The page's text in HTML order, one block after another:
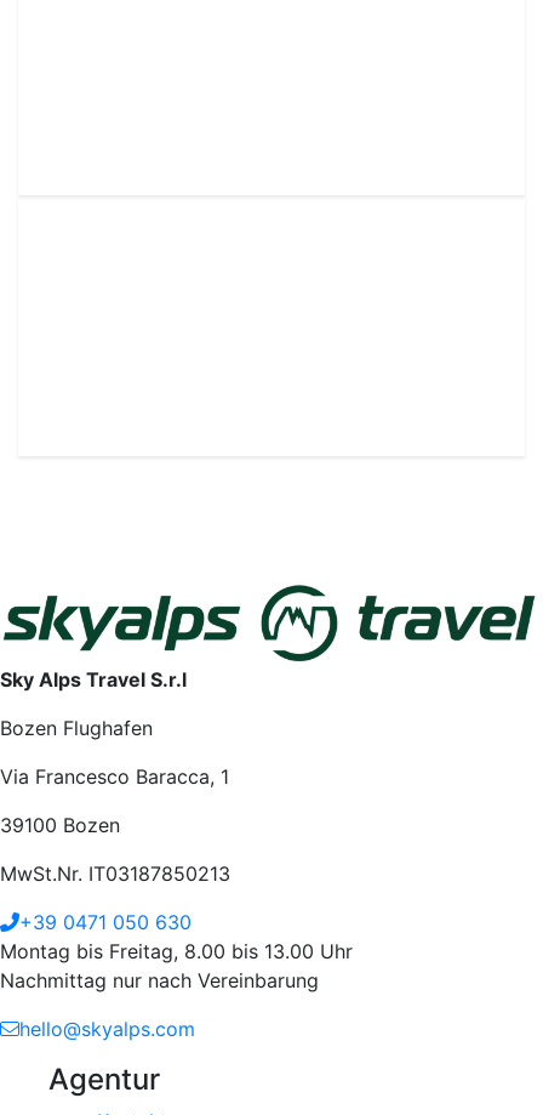
Sky Alps Travel S.r.l
Bozen Flughafen
Via Francesco Baracca, 1
39100 Bozen
MwSt.Nr. IT03187850213
+39 0471 050 630
Montag bis Freitag, 8.00 bis 13.00 Uhr
Nachmittag nur nach Vereinbarung
hello@skyalps.com
Agentur